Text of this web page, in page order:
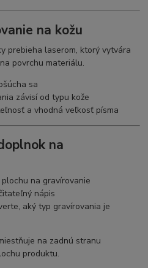
na kožu
prebieha laserom, ktorý vytvára
povrchu materiálu.
sa
závisí od typu kože
a vhodná veľkosť písma
na
na gravírovanie
nápis
aký typ gravírovania je
na zadnú stranu
produktu.